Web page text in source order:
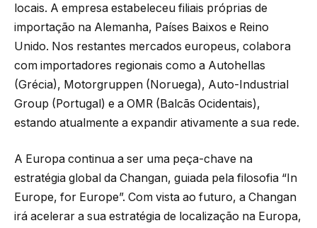
locais. A empresa estabeleceu filiais próprias de
importação na Alemanha, Países Baixos e Reino
Unido. Nos restantes mercados europeus, colabora
com importadores regionais como a Autohellas
(Grécia), Motorgruppen (Noruega), Auto-Industrial
Group (Portugal) e a OMR (Balcãs Ocidentais),
estando atualmente a expandir ativamente a sua rede.
A Europa continua a ser uma peça-chave na
estratégia global da Changan, guiada pela filosofia “In
Europe, for Europe”. Com vista ao futuro, a Changan
irá acelerar a sua estratégia de localização na Europa,